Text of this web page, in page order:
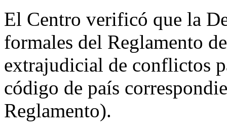
El Centro verificó que la
formales del Reglamento
extrajudicial de conflictos
código de país
Reglamento).